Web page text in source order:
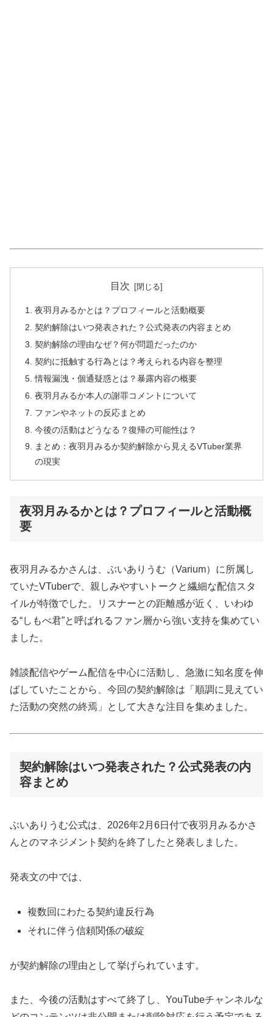
目次
夜羽月みるかとは？プロフィールと活動概要
契約解除はいつ発表された？公式発表の内容まとめ
契約解除の理由なぜ？何が問題だったのか
契約に抵触する行為とは？考えられる内容を整理
情報漏洩・個通疑惑とは？暴露内容の概要
夜羽月みるか本人の謝罪コメントについて
ファンやネットの反応まとめ
今後の活動はどうなる？復帰の可能性は？
まとめ：夜羽月みるか契約解除から見えるVTuber業界
の現実
夜羽月みるかとは？プロフィールと活動概
要
夜羽月みるかさんは、ぶいありうむ（Varium）に所属し
ていたVTuberで、親しみやすいトークと繊細な配信スタ
イルが特徴でした。リスナーとの距離感が近く、いわゆ
る“しもべ君”と呼ばれるファン層から強い支持を集めてい
ました。
雑談配信やゲーム配信を中心に活動し、急激に知名度を伸
ばしていたことから、今回の契約解除は「順調に見えてい
た活動の突然の終焉」として大きな注目を集めました。
契約解除はいつ発表された？公式発表の内
容まとめ
ぶいありうむ公式は、2026年2月6日付で夜羽月みるかさ
んとのマネジメント契約を終了したと発表しました。
発表文の中では、
複数回にわたる契約違反行為
それに伴う信頼関係の破綻
が契約解除の理由として挙げられています。
また、今後の活動はすべて終了し、YouTubeチャンネルな